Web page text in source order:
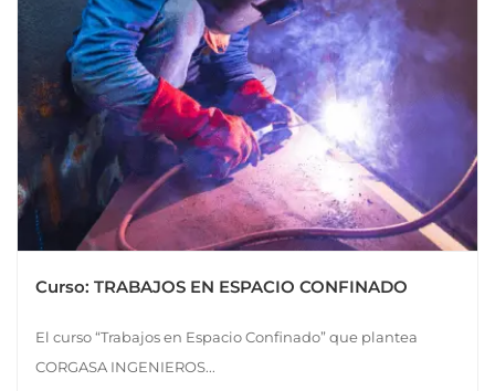
Curso: TRABAJOS EN ESPACIO CONFINADO
El curso “Trabajos en Espacio Confinado” que plantea
CORGASA INGENIEROS...